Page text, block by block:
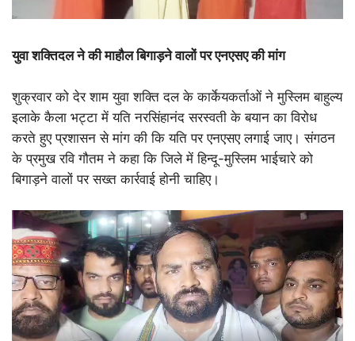
युवा शक्तिदल ने की माहौल बिगाड़ने वालों पर एनएसए की मांग
शुक्रवार को देर शाम युवा शक्ति दल के कार्केयकर्ताओं ने मुस्लिम बाहुल्य
इलाके कैला भट्टा में यति नरसिंहानंद सरस्वती के बयान का विरोध
करते हुए प्रशासन से मांग की कि यति पर एनएसए लगाई जाए। संगठन
के प्रमुख रवि गौतम ने कहा कि जिले में हिन्दू-मुस्लिम भाईचारे को
बिगाड़ने वालों पर सख्त कार्रवाई होनी चाहिए।